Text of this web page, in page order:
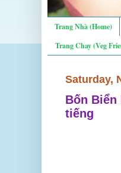
Trang Nhà (Home)
Trang Chay (Veg
Saturday,
Bốn Biển
tiếng